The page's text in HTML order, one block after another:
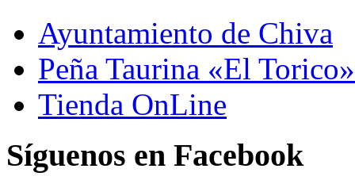
Ayuntamiento de Chiva
Peña Taurina «El Torico»
Tienda OnLine
Síguenos en Facebook